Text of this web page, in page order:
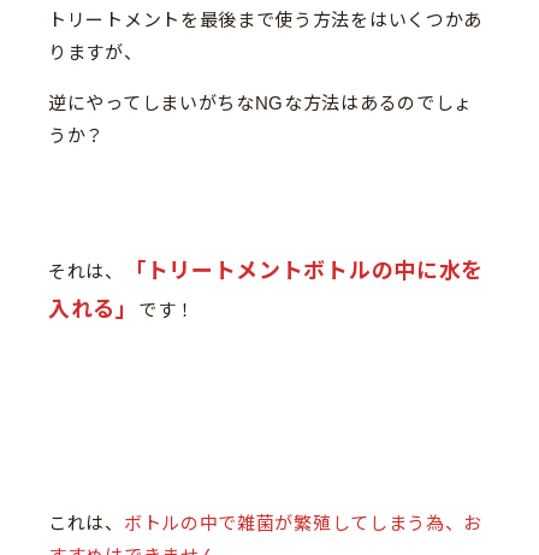
トリートメントを最後まで使う方法をはいくつかあ
りますが、
逆にやってしまいがちなNGな方法はあるのでしょ
うか？
それは、
「トリートメントボトルの中に水を
入れる」
です！
これは、 ボトルの中で雑菌が繁殖してしまう為、お